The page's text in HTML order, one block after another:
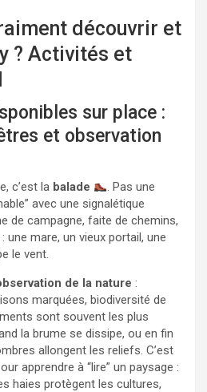
découvrir et
? Activités et
sur place :
et observation
c’est la balade
. Pas une
avec une signalétique
de campagne, faite de chemins,
une mare, un vieux portail, une
le vent.
de la nature :
marquées, biodiversité de
sont souvent les plus
la brume se dissipe, ou en fin
allongent les reliefs. C’est
apprendre à “lire” un paysage :
haies protègent les cultures,